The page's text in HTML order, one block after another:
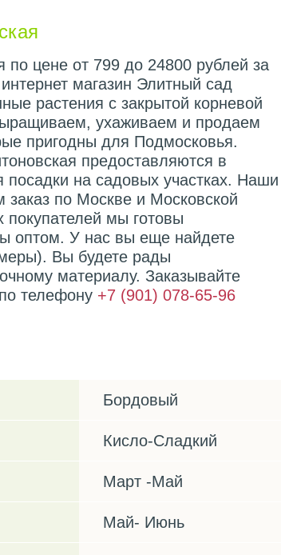
по цене от 799 до 24800 рублей за
магазин Элитный сад
растения с закрытой корневой
ухаживаем и продаем
пригодны для Подмосковья.
предоставляются в
посадки на садовых участках. Наши
заказ по Москве и Московской
мы готовы
оптом. У нас вы еще найдете
Вы будете рады
материалу. Заказывайте
телефону +7 (901) 078-65-96
Бордовый
Кисло-Сладкий
Март -Май
Май- Июнь